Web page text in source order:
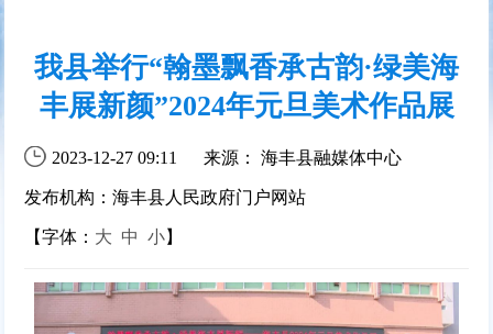
我县举行“翰墨飘香承古韵·绿美海
丰展新颜”2024年元旦美术作品展
2023-12-27 09:11 来源： 海丰县融媒体中心
发布机构：海丰县人民政府门户网站
【字体： 大 中 小】